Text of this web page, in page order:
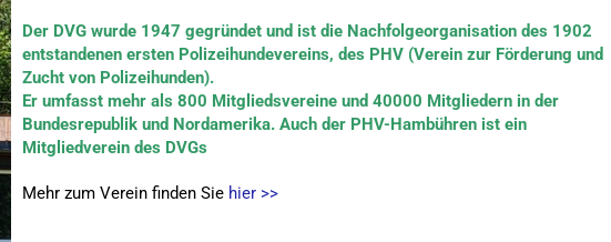
Der DVG wurde 1947 gegründet und ist die Nachfolgeorganisation des 1902
entstandenen ersten Polizeihundevereins, des PHV (Verein zur Förderung und
Zucht von Polizeihunden).
Er umfasst mehr als 800 Mitgliedsvereine und 40000 Mitgliedern in der
Bundesrepublik und Nordamerika. Auch der PHV-Hambühren ist ein
Mitgliedverein des DVGs
Mehr zum Verein finden Sie hier >>